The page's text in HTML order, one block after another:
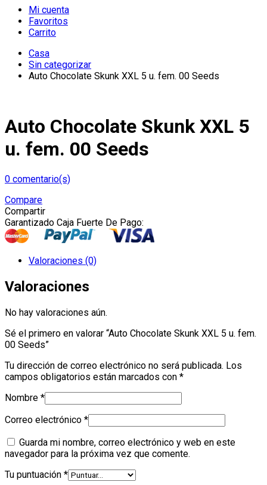
Mi cuenta
Favoritos
Carrito
Casa
Sin categorizar
Auto Chocolate Skunk XXL 5 u. fem. 00 Seeds
Auto Chocolate Skunk XXL 5
u. fem. 00 Seeds
0 comentario(s)
Compare
Compartir
Garantizado Caja Fuerte De Pago:
Valoraciones (0)
Valoraciones
No hay valoraciones aún.
Sé el primero en valorar “Auto Chocolate Skunk XXL 5 u. fem.
00 Seeds”
Tu dirección de correo electrónico no será publicada. Los
campos obligatorios están marcados con *
Nombre *
Correo electrónico *
Guarda mi nombre, correo electrónico y web en este
navegador para la próxima vez que comente.
Tu puntuación *